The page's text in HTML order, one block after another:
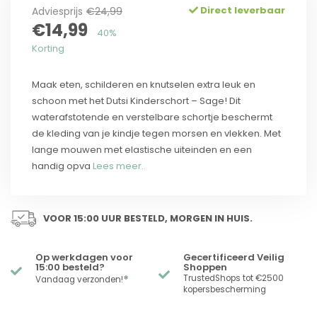
Adviesprijs €24,99
€14,99
40%
Korting
Direct leverbaar
Maak eten, schilderen en knutselen extra leuk en
schoon met het Dutsi Kinderschort – Sage! Dit
waterafstotende en verstelbare schortje beschermt
de kleding van je kindje tegen morsen en vlekken. Met
lange mouwen met elastische uiteinden en een
handig opva Lees meer..
VOOR 15:00 UUR BESTELD, MORGEN IN HUIS.
Op werkdagen voor
15:00 besteld?
Vandaag verzonden!*
Gecertificeerd Veilig
Shoppen
TrustedShops tot €2500
kopersbescherming